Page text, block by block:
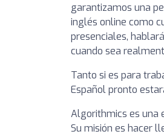
garantizamos una
inglés online como
presenciales,
cuando sea
Tanto si es para
Español pronto
Algorithmics es una
Su misión es hacer